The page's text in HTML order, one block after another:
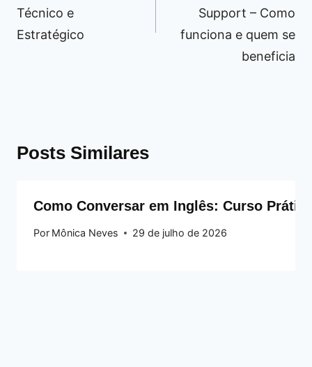
Técnico e
Estratégico
Support – Como
funciona e quem se
beneficia
Posts Similares
Como Conversar em Inglês: Curso
Por Mônica Neves 29 de julho de 2026